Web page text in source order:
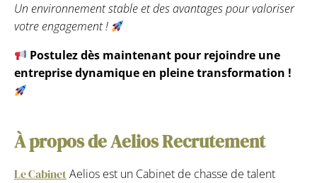
Un environnement stable et des avantages pour valoriser
votre engagement !
Postulez dès maintenant pour rejoindre une
entreprise dynamique en pleine transformation !
À propos de Aelios Recrutement
Le Cabinet Aelios est un Cabinet de chasse de talent